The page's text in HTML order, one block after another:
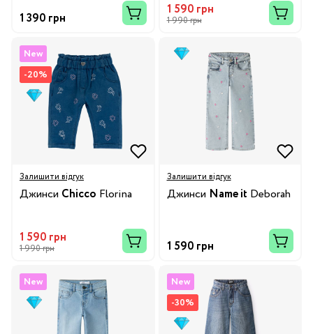
1 390 грн
1 590 грн
1 990 грн
New
-20%
Залишити відгук
Джинси Chicco Florina
1 590 грн
1 990 грн
Залишити відгук
Джинси Name it Deborah
1 590 грн
New
New
-30%